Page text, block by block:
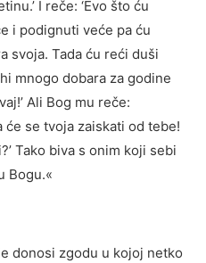
I reče: ‘Evo što ću
i podignuti veće pa ću
svoja. Tada ću reći duši
mnogo dobara za godine
Ali Bog mu reče:
će se tvoja zaiskati od tebe!
Tako biva s onim koji sebi
Bogu.«
donosi zgodu u kojoj netko